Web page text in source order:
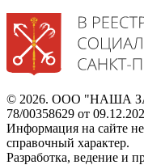
© 2026. ООО "НАША
78/00358629 от
Информация на сайте не
справочный характер.
Разработка, ведение и